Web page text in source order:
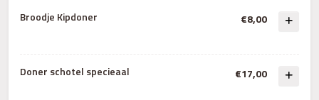
Broodje Kipdoner €8,00
Doner schotel specieaal €17,00